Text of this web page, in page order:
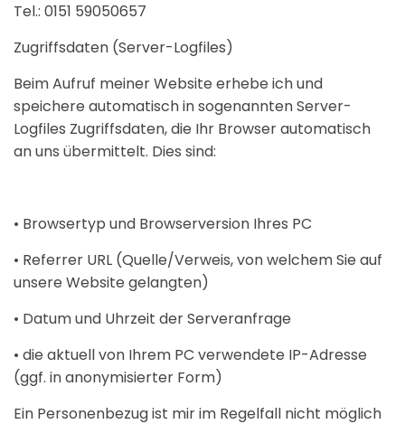
Tel.: 0151 59050657
Zugriffsdaten (Server-Logfiles)
Beim Aufruf meiner Website erhebe ich und
speichere automatisch in sogenannten Server-
Logfiles Zugriffsdaten, die Ihr Browser automatisch
an uns übermittelt. Dies sind:
• Browsertyp und Browserversion Ihres PC
• Referrer URL (Quelle/Verweis, von welchem Sie auf
unsere Website gelangten)
• Datum und Uhrzeit der Serveranfrage
• die aktuell von Ihrem PC verwendete IP-Adresse
(ggf. in anonymisierter Form)
Ein Personenbezug ist mir im Regelfall nicht möglich